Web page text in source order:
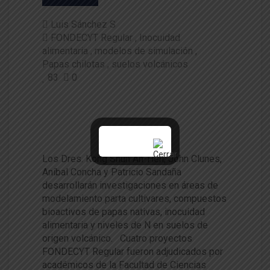
Luis Sánchez S
FONDECYT Regular
Inocuidad
alimentaria
modelos de simulación
Papas chilotas
suelos volcánicos
83
0
egular se adjudicaron académ
icos de la Facultad
Los Dres. Kong Shun Ah-Hen, John Clunes,
Aníbal Concha y Patricio Sandaña
desarrollarán investigaciones en áreas de
modelamiento parta cultivares, compuestos
bioactivos de papas nativas, inocuidad
alimentaria y niveles de N en suelos de
origen volcánico. Cuatro proyectos
FONDECYT Regular fueron adjudicados por
académicos de la Facultad de Ciencias